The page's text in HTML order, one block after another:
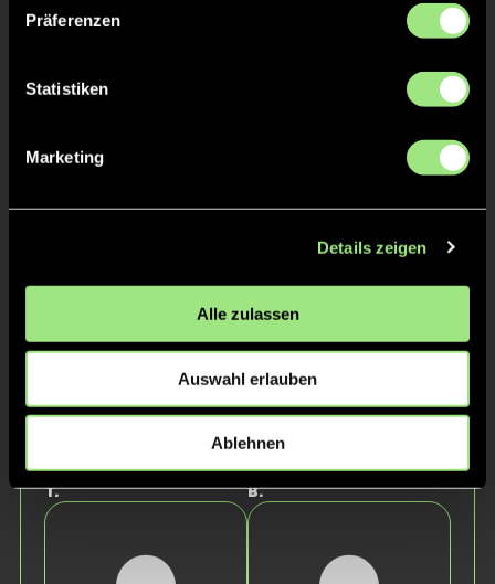
Präferenzen
Statistiken
Marketing
Details zeigen
Alle zulassen
Auswahl erlauben
Ablehnen
Emil
T.
Totte
B.